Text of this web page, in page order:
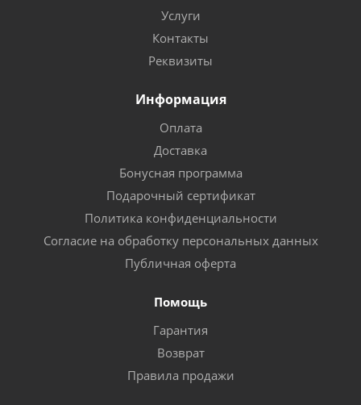
Услуги
Контакты
Реквизиты
Информация
Оплата
Доставка
Бонусная программа
Подарочный сертификат
Политика конфиденциальности
Согласие на обработку персональных данных
Публичная оферта
Помощь
Гарантия
Возврат
Правила продажи